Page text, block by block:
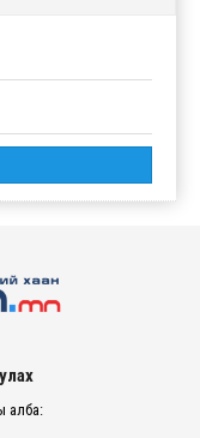
алба: